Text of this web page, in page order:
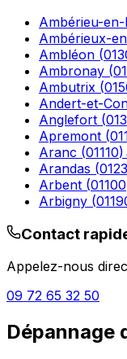
Ambérieu-
Ambérieux-
Ambléon (
Ambronay (
Ambutrix (
Andert-et-
Anglefort (
Apremont (
Aranc (01110)
Arandas (
Arbent (01100
Arbigny (
Contact
Appelez-nous
09 72 65 32 50
Dépannage